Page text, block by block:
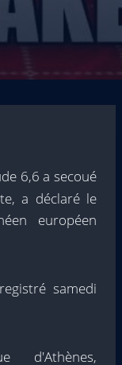
6,6 a secoué
a déclaré le
européen
samedi
d'Athènes,